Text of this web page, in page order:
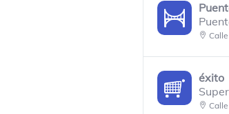
éxito